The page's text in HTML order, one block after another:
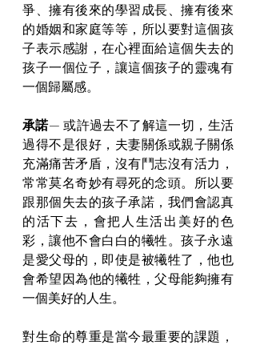
爭、擁有後來的學習成長、擁有後來
的婚姻和家庭等等，所以要對這個孩
子表示感謝，在心裡面給這個失去的
孩子一個位子，讓這個孩子的靈魂有
一個歸屬感。
承諾— 或許過去不了解這一切，生活
過得不是很好，夫妻關係或親子關係
充滿痛苦矛盾，沒有鬥志沒有活力，
常常莫名奇妙有尋死的念頭。所以要
跟那個失去的孩子承諾，我們會認真
的活下去，會把人生活出美好的色
彩，讓他不會白白的犧牲。孩子永遠
是愛父母的，即使是被犧牲了，他也
會希望因為他的犧牲，父母能夠擁有
一個美好的人生。
對生命的尊重是當今最重要的課題，